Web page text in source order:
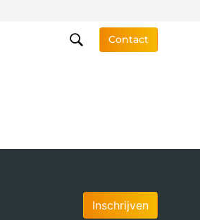
Contact
Inschrijven